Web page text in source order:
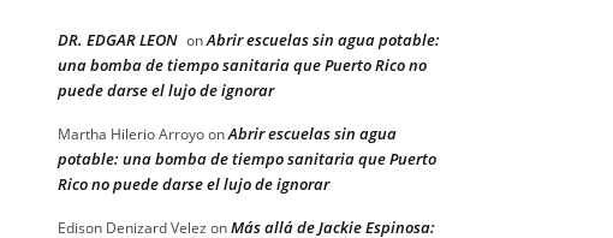
DR. EDGAR LEON onAbrir escuelas sin agua potable:
una bomba de tiempo sanitaria que Puerto Rico no
puede darse el lujo de ignorar
Martha Hilerio ArroyoonAbrir escuelas sin agua
potable: una bomba de tiempo sanitaria que Puerto
Rico no puede darse el lujo de ignorar
Edison Denizard Velez onMás allá de Jackie Espinosa: